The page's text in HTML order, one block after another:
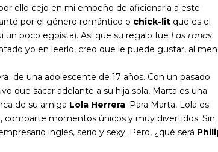
ello cejo en mi empeño de aficionarla a este
por el género romántico o chick-lit que es el
poco egoísta). Así que su regalo fue Las ranas
yo en leerlo, creo que le puede gustar, al
de una adolescente de 17 años. Con un pasado
que sacar adelante a su hija sola, Marta es una
de su amiga Lola Herrera. Para Marta, Lola es
, comparte momentos únicos y muy divertidos. Sin
inglés, serio y sexy. Pero, ¿qué será